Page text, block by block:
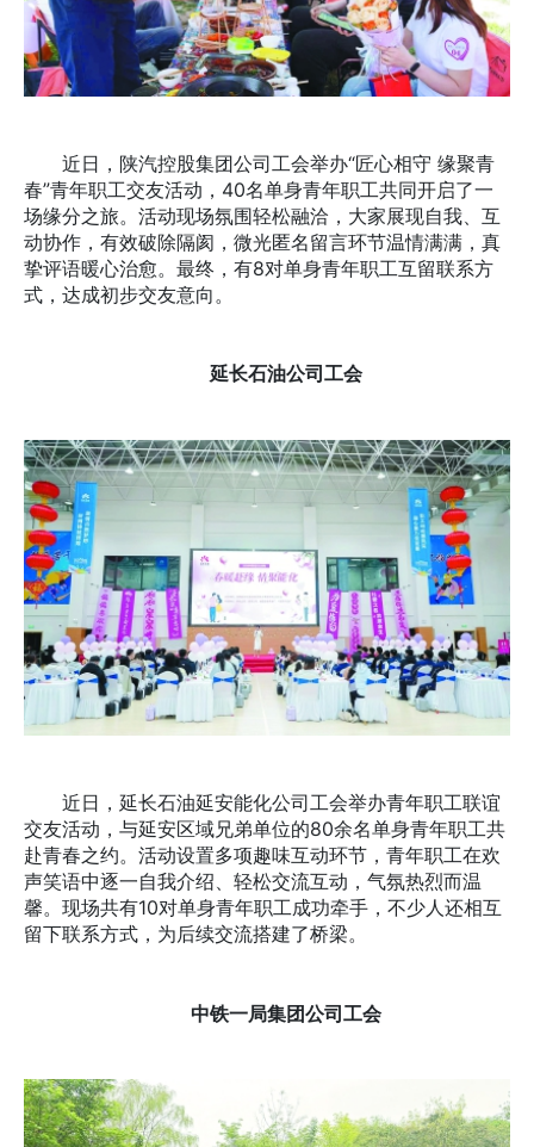
近日，陕汽控股集团公司工会举办“匠心相守 缘聚青
春”青年职工交友活动，40名单身青年职工共同开启了一
场缘分之旅。活动现场氛围轻松融洽，大家展现自我、互
动协作，有效破除隔阂，微光匿名留言环节温情满满，真
挚评语暖心治愈。最终，有8对单身青年职工互留联系方
式，达成初步交友意向。
延长石油公司工会
近日，延长石油延安能化公司工会举办青年职工联谊
交友活动，与延安区域兄弟单位的80余名单身青年职工共
赴青春之约。活动设置多项趣味互动环节，青年职工在欢
声笑语中逐一自我介绍、轻松交流互动，气氛热烈而温
馨。现场共有10对单身青年职工成功牵手，不少人还相互
留下联系方式，为后续交流搭建了桥梁。
中铁一局集团公司工会